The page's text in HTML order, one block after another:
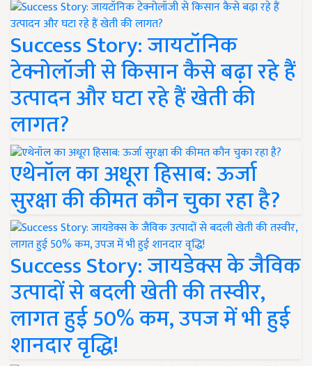
Success Story: जायटॉनिक
टेक्नोलॉजी से किसान कैसे बढ़ा रहे हैं
उत्पादन और घटा रहे हैं खेती की
लागत?
एथेनॉल का अधूरा हिसाब: ऊर्जा
सुरक्षा की कीमत कौन चुका रहा है?
Success Story: जायडेक्स के जैविक
उत्पादों से बदली खेती की तस्वीर,
लागत हुई 50% कम, उपज में भी हुई
शानदार वृद्धि!